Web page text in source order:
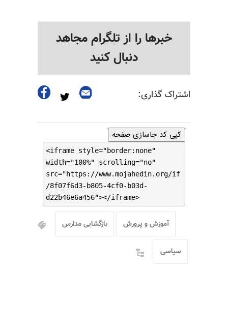
خبرها را از تلگرام مجاهد
دنبال کنید
اشتراک گذاری:
کپی کد جاسازی صفحه
<iframe style="border:none"
width="100%" scrolling="no"
src="https://www.mojahedin.org/if
/8f07f6d3-b805-4cf0-b03d-
d22b46e6a456"></iframe>
آموزش و پرورش بازگشایی مدارس
سیاسی